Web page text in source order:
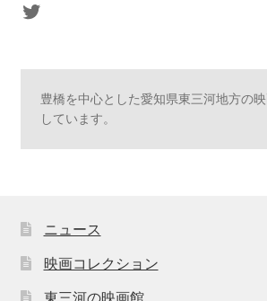
sasaki's Twitter
豊橋を中心とした愛知県東三河地方の
しています。
ニュース
映画コレクション